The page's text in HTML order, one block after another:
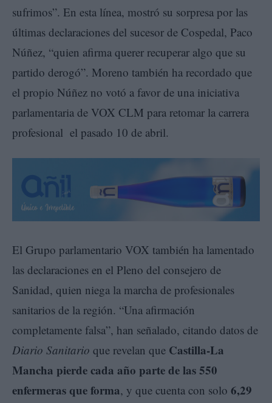
sufrimos”. En esta línea, mostró su sorpresa por las
últimas declaraciones del sucesor de Cospedal, Paco
Núñez, “quien afirma querer recuperar algo que su
partido derogó”. Moreno también ha recordado que
el propio Núñez no votó a favor de una iniciativa
parlamentaria de VOX CLM para retomar la carrera
profesional el pasado 10 de abril.
El Grupo parlamentario VOX también ha lamentado
las declaraciones en el Pleno del consejero de
Sanidad, quien niega la marcha de profesionales
sanitarios de la región. “Una afirmación
completamente falsa”, han señalado, citando datos de
Diario Sanitario que revelan que Castilla-La
Mancha pierde cada año parte de las 550
enfermeras que forma, y que cuenta con solo 6,29